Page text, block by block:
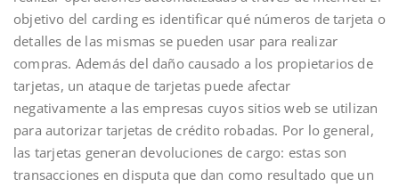
objetivo del carding es identificar qué números de tarjeta o
detalles de las mismas se pueden usar para realizar
compras. Además del daño causado a los propietarios de
tarjetas, un ataque de tarjetas puede afectar
negativamente a las empresas cuyos sitios web se utilizan
para autorizar tarjetas de crédito robadas. Por lo general,
las tarjetas generan devoluciones de cargo: estas son
transacciones en disputa que dan como resultado que un